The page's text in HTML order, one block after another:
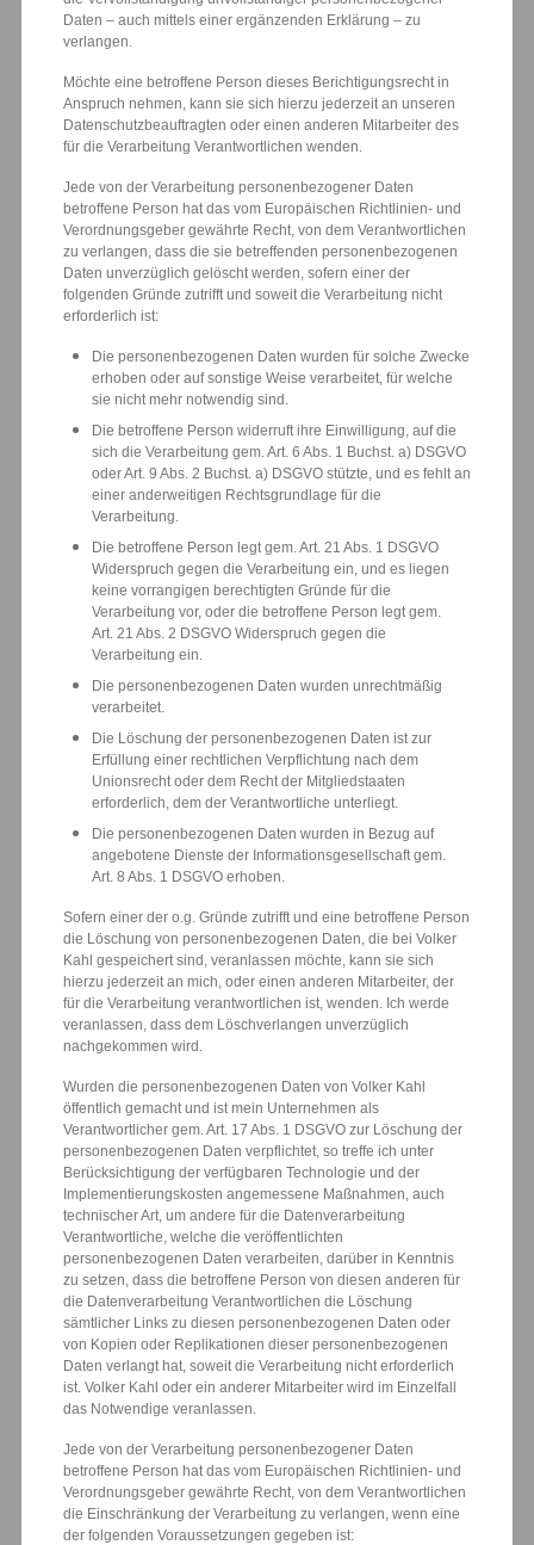
Daten – auch mittels einer ergänzenden Erklärung – zu
verlangen.
Möchte eine betroffene Person dieses Berichtigungsrecht in
Anspruch nehmen, kann sie sich hierzu jederzeit an unseren
Datenschutzbeauftragten oder einen anderen Mitarbeiter des
für die Verarbeitung Verantwortlichen wenden.
Jede von der Verarbeitung personenbezogener Daten
betroffene Person hat das vom Europäischen Richtlinien- und
Verordnungsgeber gewährte Recht, von dem Verantwortlichen
zu verlangen, dass die sie betreffenden personenbezogenen
Daten unverzüglich gelöscht werden, sofern einer der
folgenden Gründe zutrifft und soweit die Verarbeitung nicht
erforderlich ist:
Die personenbezogenen Daten wurden für solche Zwecke
erhoben oder auf sonstige Weise verarbeitet, für welche
sie nicht mehr notwendig sind.
Die betroffene Person widerruft ihre Einwilligung, auf die
sich die Verarbeitung gem. Art. 6 Abs. 1 Buchst. a) DSGVO
oder Art. 9 Abs. 2 Buchst. a) DSGVO stützte, und es fehlt an
einer anderweitigen Rechtsgrundlage für die
Verarbeitung.
Die betroffene Person legt gem. Art. 21 Abs. 1 DSGVO
Widerspruch gegen die Verarbeitung ein, und es liegen
keine vorrangigen berechtigten Gründe für die
Verarbeitung vor, oder die betroffene Person legt gem.
Art. 21 Abs. 2 DSGVO Widerspruch gegen die
Verarbeitung ein.
Die personenbezogenen Daten wurden unrechtmäßig
verarbeitet.
Die Löschung der personenbezogenen Daten ist zur
Erfüllung einer rechtlichen Verpflichtung nach dem
Unionsrecht oder dem Recht der Mitgliedstaaten
erforderlich, dem der Verantwortliche unterliegt.
Die personenbezogenen Daten wurden in Bezug auf
angebotene Dienste der Informationsgesellschaft gem.
Art. 8 Abs. 1 DSGVO erhoben.
Sofern einer der o.g. Gründe zutrifft und eine betroffene Person
die Löschung von personenbezogenen Daten, die bei Volker
Kahl gespeichert sind, veranlassen möchte, kann sie sich
hierzu jederzeit an mich, oder einen anderen Mitarbeiter, der
für die Verarbeitung verantwortlichen ist, wenden. Ich werde
veranlassen, dass dem Löschverlangen unverzüglich
nachgekommen wird.
Wurden die personenbezogenen Daten von Volker Kahl
öffentlich gemacht und ist mein Unternehmen als
Verantwortlicher gem. Art. 17 Abs. 1 DSGVO zur Löschung der
personenbezogenen Daten verpflichtet, so treffe ich unter
Berücksichtigung der verfügbaren Technologie und der
Implementierungskosten angemessene Maßnahmen, auch
technischer Art, um andere für die Datenverarbeitung
Verantwortliche, welche die veröffentlichten
personenbezogenen Daten verarbeiten, darüber in Kenntnis
zu setzen, dass die betroffene Person von diesen anderen für
die Datenverarbeitung Verantwortlichen die Löschung
sämtlicher Links zu diesen personenbezogenen Daten oder
von Kopien oder Replikationen dieser personenbezogenen
Daten verlangt hat, soweit die Verarbeitung nicht erforderlich
ist. Volker Kahl oder ein anderer Mitarbeiter wird im Einzelfall
das Notwendige veranlassen.
Jede von der Verarbeitung personenbezogener Daten
betroffene Person hat das vom Europäischen Richtlinien- und
Verordnungsgeber gewährte Recht, von dem Verantwortlichen
die Einschränkung der Verarbeitung zu verlangen, wenn eine
der folgenden Voraussetzungen gegeben ist: